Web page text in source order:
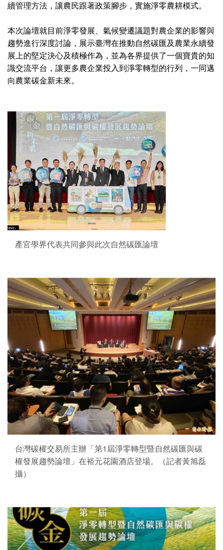
續管理方法，讓農民跟著政策腳步，實施淨零農耕模式。
本次論壇就目前淨零發展、氣候變遷議題對農企業的影響與
趨勢進行深度討論，展示臺灣在推動自然碳匯及農業永續發
展上的堅定決心及積極作為，並為各界提供了一個寶貴的知
識交流平台，讓更多農企業投入到淨零轉型的行列，一同邁
向農業碳金新未來。
產官學界代表共同參與此次自然碳匯論壇
台灣碳權交易所主辦「第1屆淨零轉型暨自然碳匯與碳
權發展趨勢論壇」在裕元花園酒店登場。（記者黃旭磊
攝）